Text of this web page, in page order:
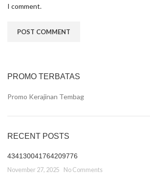
I comment.
PROMO TERBATAS
Promo Kerajinan Tembag
RECENT POSTS
434130041764209776
November 27, 2025 No Comments